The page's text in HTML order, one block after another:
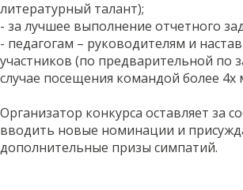
литературный талант);
- за лучшее выполнение отчетного
- педагогам – руководителям и
участников (по предварительной по
случае посещения командой более 4х
Организатор конкурса оставляет за
вводить новые номинации и
дополнительные призы симпатий.